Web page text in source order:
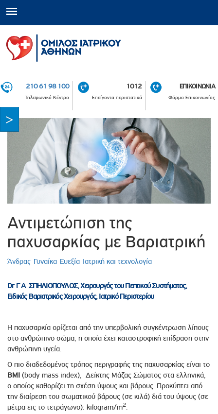
210 61 98 100
Τηλεφωνικό Κέντρο
1012
Επείγοντα περιστατικά
ΕΠΙΚΟΙΝΩΝΙΑ
Φόρμα Επικοινωνίας
Αντιμετώπιση της
παχυσαρκίας με Βαριατρική
Άνδρας Γυναίκα Ευεξία Ιατρική και τεχνολογία
Dr Γ Α ΣΠΗΛΙΟΠΟΥΛΟΣ, Χειρουργός του Πεπτικού Συστήματος,
Ειδικός Βαριατρικός Χειρουργός, Ιατρικό Περιστερίου
Η παχυσαρκία ορίζεται από την υπερβολική συγκέντρωση λίπους
στο ανθρώπινο σώμα, η οποία έχει καταστροφική επίδραση στην
ανθρώπινη υγεία.
Ο πιο διαδεδομένος τρόπος περιγραφής της παχυσαρκίας είναι το
ΒΜΙ (body mass index), Δείκτης Μάζας Σώματος στα ελληνικά,
ο οποίος καθορίζει τη σχέση ύψους και βάρους. Προκύπτει από
την διαίρεση του σωματικού βάρους (σε κιλά) διά του ύψους (σε
μέτρα εις το τετράγωνο): kilogram/m2.